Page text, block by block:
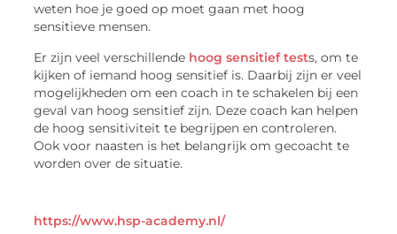
weten hoe je goed op moet gaan met hoog
sensitieve mensen.
Er zijn veel verschillende hoog sensitief tests, om te
kijken of iemand hoog sensitief is. Daarbij zijn er veel
mogelijkheden om een coach in te schakelen bij een
geval van hoog sensitief zijn. Deze coach kan helpen
de hoog sensitiviteit te begrijpen en controleren.
Ook voor naasten is het belangrijk om gecoacht te
worden over de situatie.
https://www.hsp-academy.nl/